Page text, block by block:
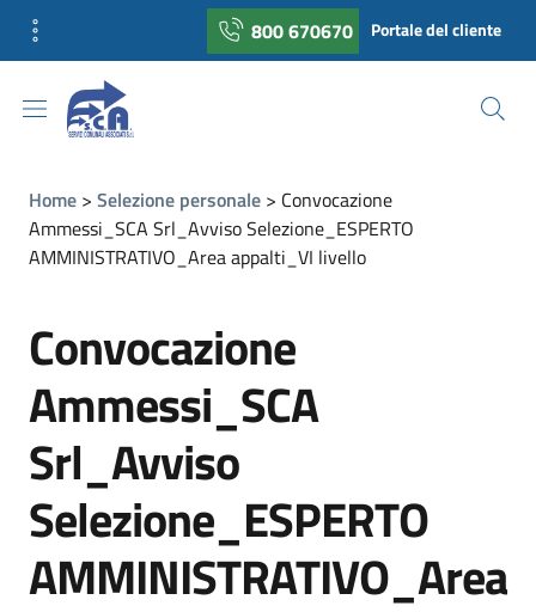
800 670670 Portale del cliente
Home Selezione personale
Convocazione
Ammessi_SCA Srl_Avviso Selezione_ESPERTO
AMMINISTRATIVO_Area appalti_VI livello
Convocazione
Ammessi_SCA
Srl_Avviso
Selezione_ESPERTO
AMMINISTRATIVO_Area